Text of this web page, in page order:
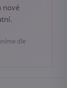
nové
dle